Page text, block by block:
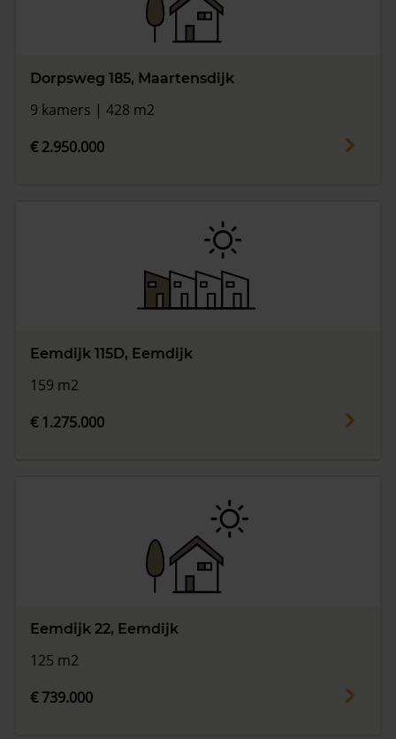
Dorpsweg 185, Maartensdijk
9 kamers | 428 m2
€ 2.950.000
Eemdijk 115D, Eemdijk
159 m2
€ 1.275.000
Eemdijk 22, Eemdijk
125 m2
€ 739.000